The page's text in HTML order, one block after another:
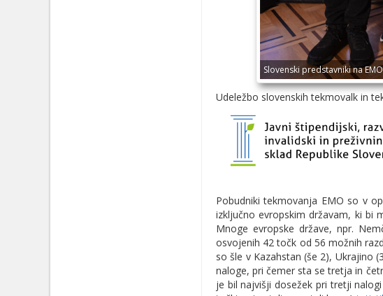
Slovenski predstavniki na
Udeležbo slovenskih tekmovalk in
Pobudniki tekmovanja EMO so v
izključno evropskim državam, ki bi
Mnoge evropske države, npr.
osvojenih 42 točk od 56 možnih
so šle v Kazahstan (še 2), Ukrajino
naloge, pri čemer sta se tretja in
je bil najvišji dosežek pri tretji